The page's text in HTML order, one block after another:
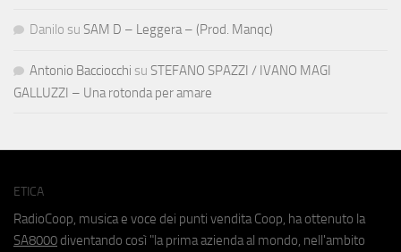
Danilo su SAM D – Leggera – (Prod. Manqc)
Antonio Bacciocchi su STEFANO SPAZZI / IVANO MAGI
GALLUZZI – Una rotonda per amare
ETICA
RadioCoop, musica e voce dei punti vendita Coop, ha ottenuto la
SA8000 diventando così "la prima azienda al mondo, nell'ambito